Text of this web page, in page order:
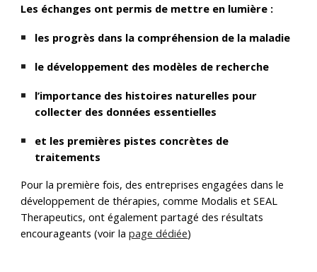
Les échanges ont permis de mettre en lumière :
les progrès dans la compréhension de la maladie
le développement des modèles de recherche
l’importance des histoires naturelles pour
collecter des données essentielles
et les premières pistes concrètes de
traitements
Pour la première fois, des entreprises engagées dans le
développement de thérapies, comme Modalis et SEAL
Therapeutics, ont également partagé des résultats
encourageants (voir lapage dédiée)